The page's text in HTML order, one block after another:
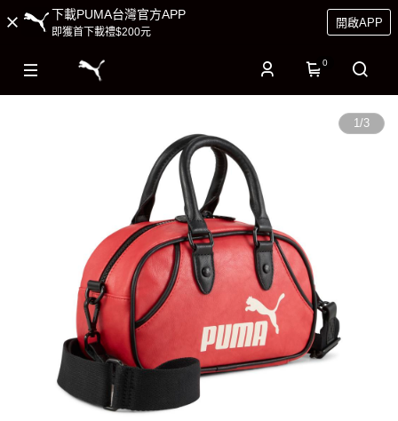
下載PUMA台灣官方APP
即獲首下載禮$200元
開啟APP
0
1/3